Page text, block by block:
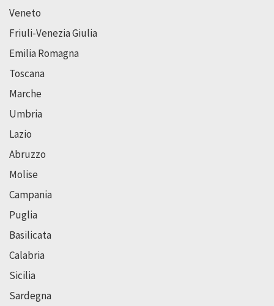
Veneto
Friuli-Venezia Giulia
Emilia Romagna
Toscana
Marche
Umbria
Lazio
Abruzzo
Molise
Campania
Puglia
Basilicata
Calabria
Sicilia
Sardegna